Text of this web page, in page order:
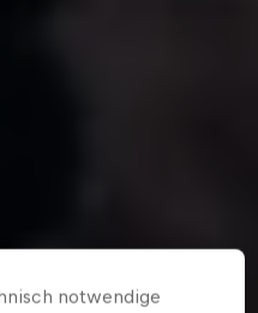
notwendige